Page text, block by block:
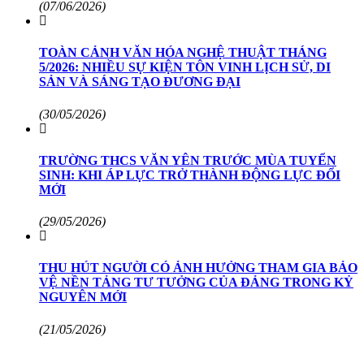
(07/06/2026)
TOÀN CẢNH VĂN HÓA NGHỆ THUẬT THÁNG
5/2026: NHIỀU SỰ KIỆN TÔN VINH LỊCH SỬ, DI
SẢN VÀ SÁNG TẠO ĐƯƠNG ĐẠI
(30/05/2026)
TRƯỜNG THCS VĂN YÊN TRƯỚC MÙA TUYỂN
SINH: KHI ÁP LỰC TRỞ THÀNH ĐỘNG LỰC ĐỔI
MỚI
(29/05/2026)
THU HÚT NGƯỜI CÓ ẢNH HƯỞNG THAM GIA BẢO
VỆ NỀN TẢNG TƯ TƯỞNG CỦA ĐẢNG TRONG KỶ
NGUYÊN MỚI
(21/05/2026)